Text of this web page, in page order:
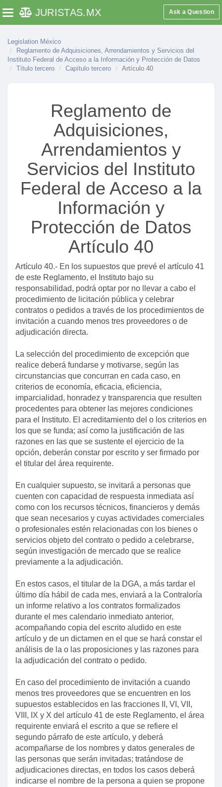
Toggle navigation
JURISTAS.MX Ask a Question
Legislation México
Reglamento de Adquisiciones, Arrendamientos y Servicios del
Instituto Federal de Acceso a la Información y Protección de Datos
Título tercero
Capítulo tercero Artículo 40
Reglamento de
Adquisiciones,
Arrendamientos y
Servicios del Instituto
Federal de Acceso a la
Información y
Protección de Datos
Artículo 40
Artículo 40.- En los supuestos que prevé el artículo 41
de este Reglamento, el Instituto bajo su
responsabilidad, podrá optar por no llevar a cabo el
procedimiento de licitación pública y celebrar
contratos o pedidos a través de los procedimientos de
invitación a cuando menos tres proveedores o de
adjudicación directa.
La selección del procedimiento de excepción que
realice deberá fundarse y motivarse, según las
circunstancias que concurran en cada caso, en
criterios de economía, eficacia, eficiencia,
imparcialidad, honradez y transparencia que resulten
procedentes para obtener las mejores condiciones
para el Instituto. El acreditamiento del o los criterios en
los que se funda; así como la justificación de las
razones en las que se sustente el ejercicio de la
opción, deberán constar por escrito y ser firmado por
el titular del área requirente.
En cualquier supuesto, se invitará a personas que
cuenten con capacidad de respuesta inmediata así
como con los recursos técnicos, financieros y demás
que sean necesarios y cuyas actividades comerciales
o profesionales estén relacionadas con los bienes o
servicios objeto del contrato o pedido a celebrarse,
según investigación de mercado que se realice
previamente a la adjudicación.
En estos casos, el titular de la DGA, a más tardar el
último día hábil de cada mes, enviará a la Contraloría
un informe relativo a los contratos formalizados
durante el mes calendario inmediato anterior,
acompañando copia del escrito aludido en este
artículo y de un dictamen en el que se hará constar el
análisis de la o las proposiciones y las razones para
la adjudicación del contrato o pedido.
En caso del procedimiento de invitación a cuando
menos tres proveedores que se encuentren en los
supuestos establecidos en las fracciones II, VI, VII,
VIII, IX y X del artículo 41 de este Reglamento, el área
requirente enviará el escrito a que se refiere el
segundo párrafo de este artículo, y deberá
acompañarse de los nombres y datos generales de
las personas que serán invitadas; tratándose de
adjudicaciones directas, en todos los casos deberá
indicarse el nombre de la persona a quien se propone